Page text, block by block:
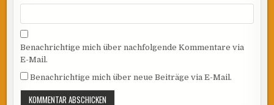
Benachrichtige mich über nachfolgende Kommentare via
E-Mail.
Benachrichtige mich über neue Beiträge via E-Mail.